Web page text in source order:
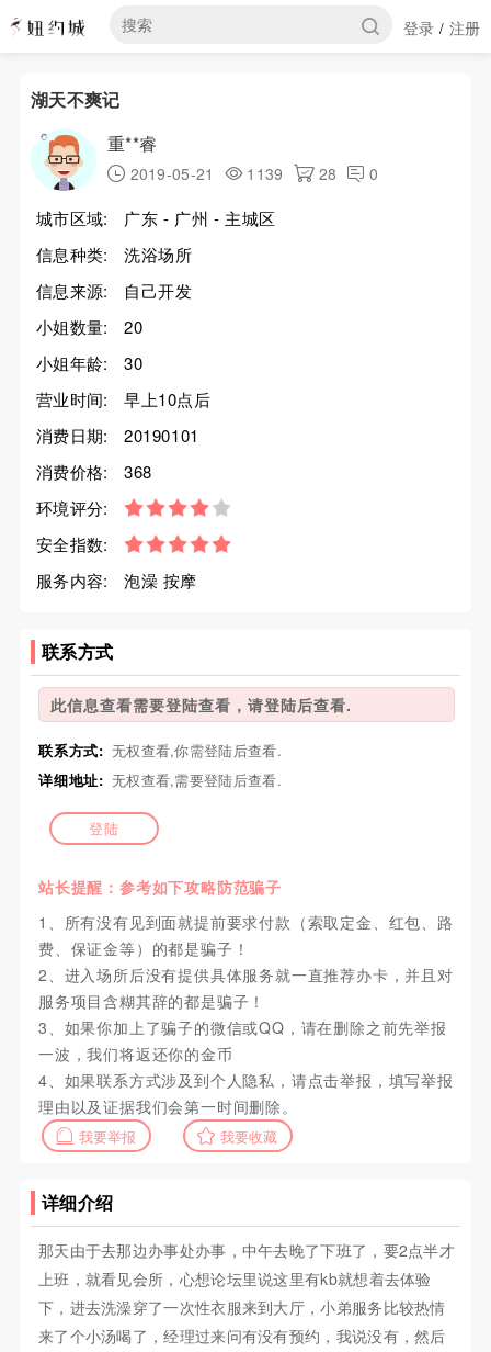
登录 / 注册
湖天不爽记
重**睿
2019-05-21 1139 28 0
城市区域:
广东 - 广州 - 主城区
信息种类:
洗浴场所
信息来源:
自己开发
小姐数量:
20
小姐年龄:
30
营业时间:
早上10点后
消费日期:
20190101
消费价格:
368
环境评分:
安全指数:
服务内容:
泡澡 按摩
联系方式
此信息查看需要登陆查看，请登陆后查看.
联系方式: 无权查看,你需登陆后查看.
详细地址: 无权查看,需要登陆后查看.
登陆
站长提醒：参考如下攻略防范骗子
1、所有没有见到面就提前要求付款（索取定金、红包、路
费、保证金等）的都是骗子！
2、进入场所后没有提供具体服务就一直推荐办卡，并且对
服务项目含糊其辞的都是骗子！
3、如果你加上了骗子的微信或QQ，请在删除之前先举报
一波，我们将返还你的金币
4、如果联系方式涉及到个人隐私，请点击举报，填写举报
理由以及证据我们会第一时间删除。
我要举报 我要收藏
详细介绍
那天由于去那边办事处办事，中午去晚了下班了，要2点半才
上班，就看见会所，心想论坛里说这里有kb就想着去体验
下，进去洗澡穿了一次性衣服来到大厅，小弟服务比较热情
来了个小汤喝了，经理过来问有没有预约，我说没有，然后